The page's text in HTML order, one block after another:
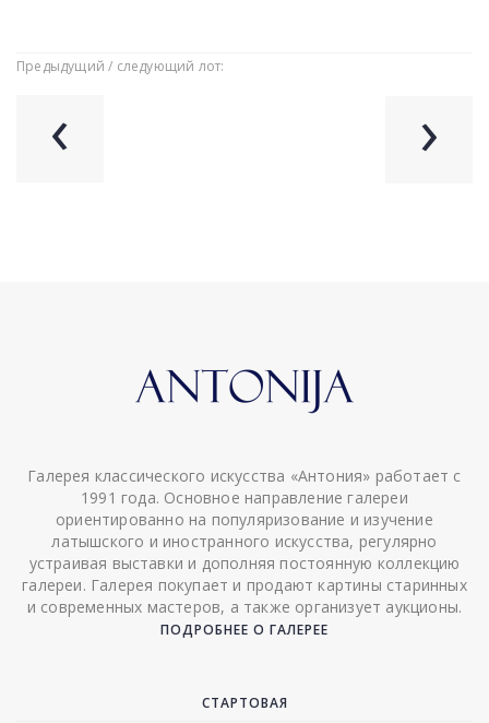
Предыдущий / следующий лот:
‹ ›
Галерея классического искусства «Антония» работает с
1991 года. Основное направление галереи
ориентированно на популяризование и изучение
латышского и иностранного искусства, регулярно
устраивая выставки и дополняя постоянную коллекцию
галереи. Галерея покупает и продают картины старинных
и современных мастеров, а также организует аукционы.
ПОДРОБНЕЕ О ГАЛЕРЕЕ
СТАРТОВАЯ